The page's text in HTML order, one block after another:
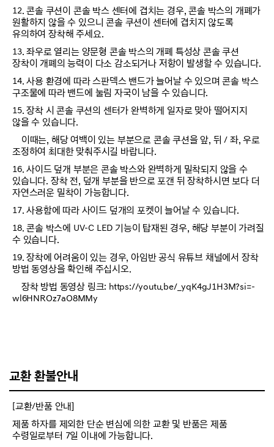
12. 콘솔 쿠션이 콘솔 박스 센터에 겹치는 경우, 콘솔 박스의 개폐가
원활하지 않을 수 있으니 콘솔 쿠션이 센터에 겹치지 않도록
유의하여 장착해 주세요.
13. 좌우로 열리는 양문형 콘솔 박스의 개폐 특성상 콘솔 쿠션
장착이 개폐의 능력이 다소 감소되거나 저항이 발생할 수 있습니다.
14. 사용 환경에 따라 스판덱스 밴드가 늘어날 수 있으며 콘솔 박스
구조물에 따라 밴드에 눌림 자국이 남을 수 있습니다.
15. 장착 시 콘솔 쿠션의 센터가 완벽하게 일자로 맞아 떨어지지
않을 수 있습니다.
이때는, 해당 여백이 있는 부분으로 콘솔 쿠션을 앞, 뒤 / 좌, 우로
조정하여 최대한 맞춰주시길 바랍니다.
16. 사이드 덮개 부분은 콘솔 박스와 완벽하게 밀착되지 않을 수
있습니다. 장착 전, 덮개 부분을 반으로 포갠 뒤 장착하시면 보다 더
자연스러운 밀착이 가능합니다.
17. 사용함에 따라 사이드 덮개의 포켓이 늘어날 수 있습니다.
18. 콘솔 박스에 UV-C LED 기능이 탑재된 경우, 해당 부분이 가려질
수 있습니다.
19. 장착에 어려움이 있는 경우, 아임반 공식 유튜브 채널에서 장착
방법 동영상을 확인해 주십시오.
장착 방법 동영상 링크: https://youtu.be/_yqK4gJ1H3M?si=-
wl6HNROz7aO8MMy
교환 환불안내
[교환/반품 안내]
제품 하자를 제외한 단순 변심에 의한 교환 및 반품은 제품
수령일로부터 7일 이내에 가능합니다.